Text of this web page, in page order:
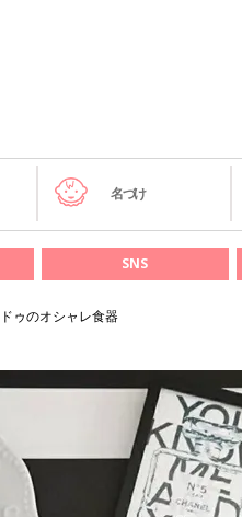
名づけ
SNS
ゥのオシャレ食器